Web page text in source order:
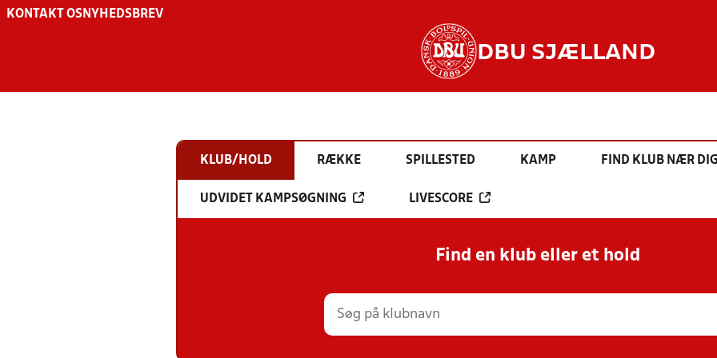
KONTAKT OS NYHEDSBREV
DBU SJÆLLAND
KLUB/HOLD RÆKKE SPILLESTED KAMP FIND KLUB NÆR
UDVIDET KAMPSØGNING LIVESCORE
Find en klub eller et hold